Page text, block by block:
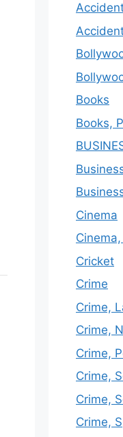
Books
Books,
Cinema
Cricket
Crime
Crime,
Crime,
Crime,
Crime,
Crime,
Crime,